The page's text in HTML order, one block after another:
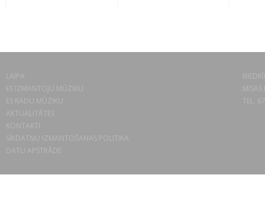
LAIPA
ES IZMANTOJU MŪZIKU
ES RADU MŪZIKU
AKTUALITĀTES
KONTAKTI
SĪKDATŅU IZMANTOŠANAS POLITIKA
DATU APSTRĀDE
TEL.